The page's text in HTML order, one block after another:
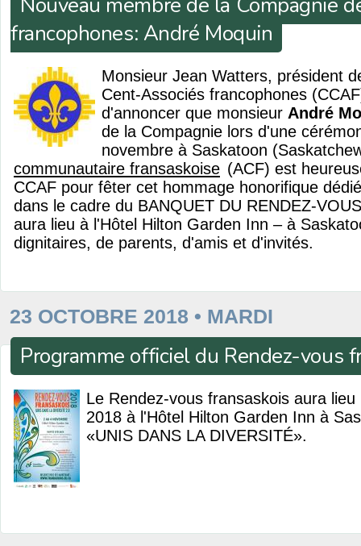
francophones: André Moquin
Monsieur Jean Watters, président
Cent-Associés francophones
d'annoncer que monsieur André
de la Compagnie lors d'une
novembre à Saskatoon
communautaire fransaskoise (ACF) est
CCAF pour fêter cet hommage honorifique
dans le cadre du BANQUET DU RENDEZ-
aura lieu à l'Hôtel Hilton Garden Inn – à
dignitaires, de parents, d'amis et d'invités.
23 OCTOBRE 2018 • MARDI
Programme officiel du Rendez-vous
Le Rendez-vous fransaskois aura
2018 à l'Hôtel Hilton Garden Inn à
«UNIS DANS LA DIVERSITÉ».